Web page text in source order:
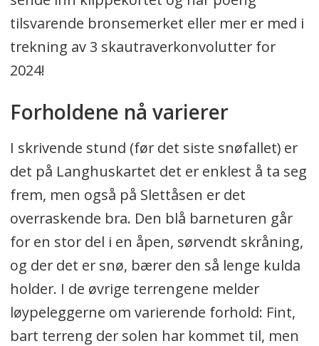
tilsvarende bronsemerket eller mer er med i
trekning av 3 skautraverkonvolutter for
2024!
Forholdene nå varierer
I skrivende stund (før det siste snøfallet) er
det på Langhuskartet det er enklest å ta seg
frem, men også på Slettåsen er det
overraskende bra. Den blå barneturen går
for en stor del i en åpen, sørvendt skråning,
og der det er snø, bærer den så lenge kulda
holder. I de øvrige terrengene melder
løypeleggerne om varierende forhold: Fint,
bart terreng der solen har kommet til, men